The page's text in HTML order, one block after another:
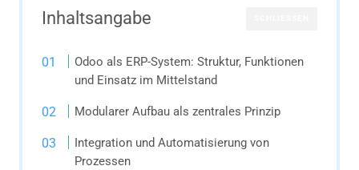
Inhaltsangabe
Odoo als ERP-System: Struktur, Funktionen
und Einsatz im Mittelstand
Modularer Aufbau als zentrales Prinzip
Integration und Automatisierung von
Prozessen